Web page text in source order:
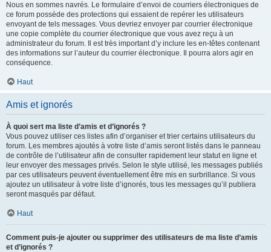
Nous en sommes navrés. Le formulaire d’envoi de courriers électroniques de
ce forum possède des protections qui essaient de repérer les utilisateurs
envoyant de tels messages. Vous devriez envoyer par courrier électronique
une copie complète du courrier électronique que vous avez reçu à un
administrateur du forum. Il est très important d’y inclure les en-têtes contenant
des informations sur l’auteur du courrier électronique. Il pourra alors agir en
conséquence.
Haut
Amis et ignorés
À quoi sert ma liste d’amis et d’ignorés ?
Vous pouvez utiliser ces listes afin d’organiser et trier certains utilisateurs du
forum. Les membres ajoutés à votre liste d’amis seront listés dans le panneau
de contrôle de l’utilisateur afin de consulter rapidement leur statut en ligne et
leur envoyer des messages privés. Selon le style utilisé, les messages publiés
par ces utilisateurs peuvent éventuellement être mis en surbrillance. Si vous
ajoutez un utilisateur à votre liste d’ignorés, tous les messages qu’il publiera
seront masqués par défaut.
Haut
Comment puis-je ajouter ou supprimer des utilisateurs de ma liste d’amis
et d’ignorés ?